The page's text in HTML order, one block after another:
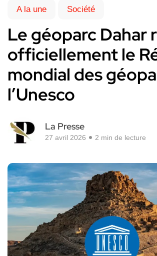
A la une Société
Le géoparc Dahar
officiellement le
mondial des
l’Unesco
La Presse
27 avril 2026 2 min de lecture